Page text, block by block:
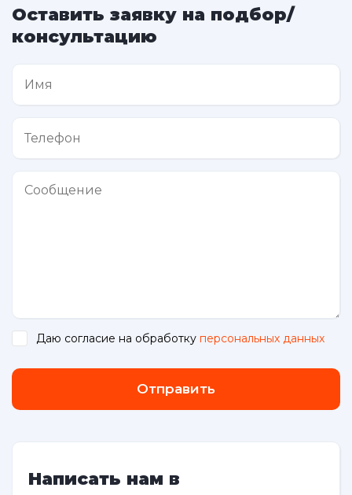
Оставить заявку на подбор/
консультацию
Даю согласие на обработку персональных данных
Отправить
Написать нам в